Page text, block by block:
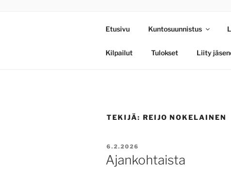
Etusivu Kuntosuunnistus
Kilpailut Tulokset Liity
TEKIJÄ: REIJO NOKELAINEN
JULKAISTU
6.2.2026
Ajankohtaista